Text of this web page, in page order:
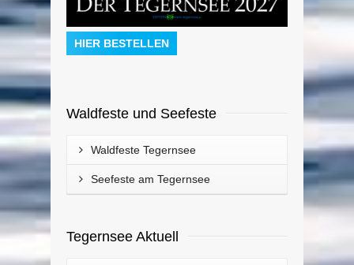
HIER BESTELLEN
Waldfeste und Seefeste
Waldfeste Tegernsee
Seefeste am Tegernsee
Tegernsee Aktuell